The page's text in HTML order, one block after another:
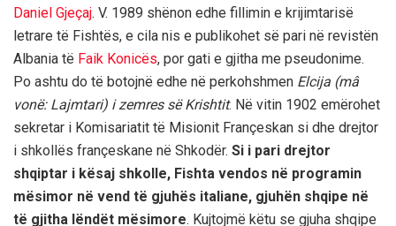
Daniel Gjeçaj. V. 1989 shënon edhe fillimin e krijimtarisë
letrare të Fishtës, e cila nis e publikohet së pari në revistën
Albania të Faik Konicës, por gati e gjitha me pseudonime.
Po ashtu do të botojnë edhe në perkohshmen Elcija (mâ
vonë: Lajmtari) i zemres së Krishtit. Në vitin 1902 emërohet
sekretar i Komisariatit të Misionit Françeskan si dhe drejtor
i shkollës françeskane në Shkodër. Si i pari drejtor
shqiptar i kësaj shkolle, Fishta vendos në programin
mësimor në vend të gjuhës italiane, gjuhën shqipe në
të gjitha lëndët mësimore. Kujtojmë këtu se gjuha shqipe